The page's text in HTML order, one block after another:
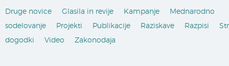
Druge novice Glasila in revije Kampanje
Mednarodno
sodelovanje
Projekti Publikacije Raziskave Razpisi
dogodki
Video Zakonodaja